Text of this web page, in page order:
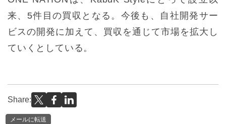
来、5件目の買収となる。今後も、自社開発サー
ビスの開発に加えて、買収を通じて市場を拡大し
ていくとしている。
Share:
メールに転送